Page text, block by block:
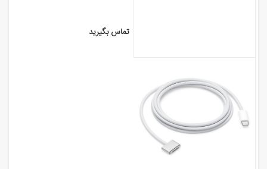
تماس بگیرید